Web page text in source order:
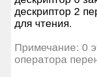
дескриптор 2
для чтения.
Примечание: 0
оператора